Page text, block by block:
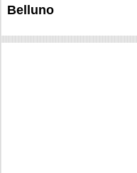
Belluno